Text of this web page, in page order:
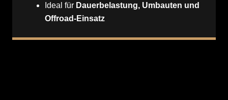
Ideal für Dauerbelastung, Umbauten und
Offroad-Einsatz